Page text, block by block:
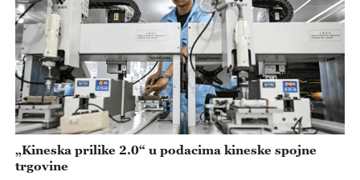
„Kineska prilike 2.0“ u podacima kineske spojne
trgovine